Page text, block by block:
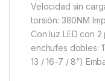
Velocidad sin
torsión: 380NM
Con luz LED con
enchufes dobles:
13 / 16-7 / 8”)